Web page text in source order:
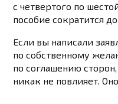
с четвертого по
пособие сократится
Если вы написали
по собственному
по соглашению
никак не повлияет.